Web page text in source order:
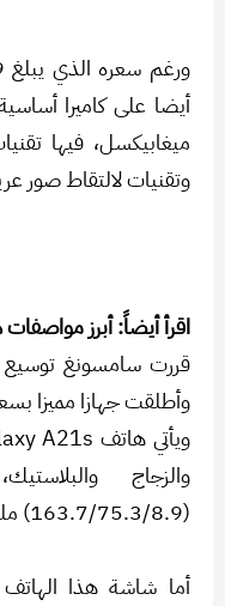
ميغابيكسل، فيها
وتقنيات لالتقاط صور
اقرأ أيضاً: أبرز
قررت سامسونغ توسيع
وأطلقت جهازا مميزا
(163.7/75.3/8.9) ملم، محمي من الغبار والرطوبة.